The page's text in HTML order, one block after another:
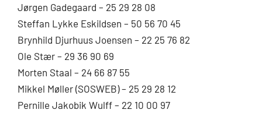
Jørgen Gadegaard – 25 29 28 08
Steffan Lykke Eskildsen – 50 56 70 45
Brynhild Djurhuus Joensen – 22 25 76 82
Ole Stær – 29 36 90 69
Morten Staal – 24 66 87 55
Mikkel Møller (SOSWEB) – 25 29 28 12
Pernille Jakobik Wulff – 22 10 00 97